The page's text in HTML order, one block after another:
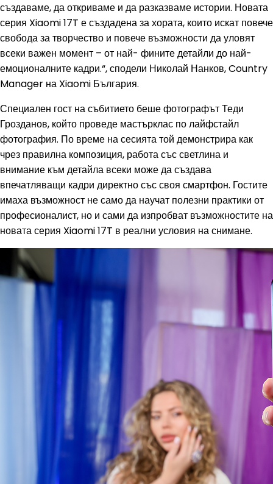
създаваме, да откриваме и да разказваме истории. Новата
серия Xiaomi 17T е създадена за хората, които искат повече
свобода за творчество и повече възможности да уловят
всеки важен момент – от най- фините детайли до най-
емоционалните кадри.“, сподели Николай Нанков, Country
Manager на Xiaomi България.
Специален гост на събитието беше фотографът Теди
Грозданов, който проведе мастърклас по лайфстайл
фотография. По време на сесията той демонстрира как
чрез правилна композиция, работа със светлина и
внимание към детайла всеки може да създава
впечатляващи кадри директно със своя смартфон. Гостите
имаха възможност не само да научат полезни практики от
професионалист, но и сами да изпробват възможностите на
новата серия Xiaomi 17T в реални условия на снимане.